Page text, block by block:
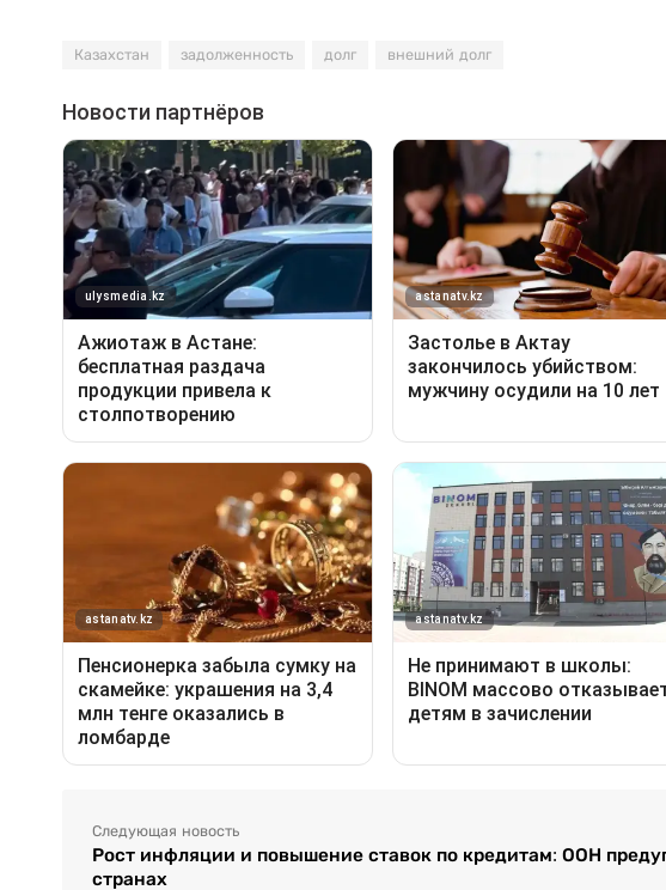
Казахстан задолженность долг внешний долг
Следующая новость
Рост инфляции и повышение ставок по кредитам: ООН
странах